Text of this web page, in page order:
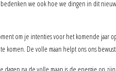
bedenken we ook hoe we dingen in dit
om je intenties voor het komende jaar
komen. De volle maan helpt ons ons
na de volle maan is de energie op